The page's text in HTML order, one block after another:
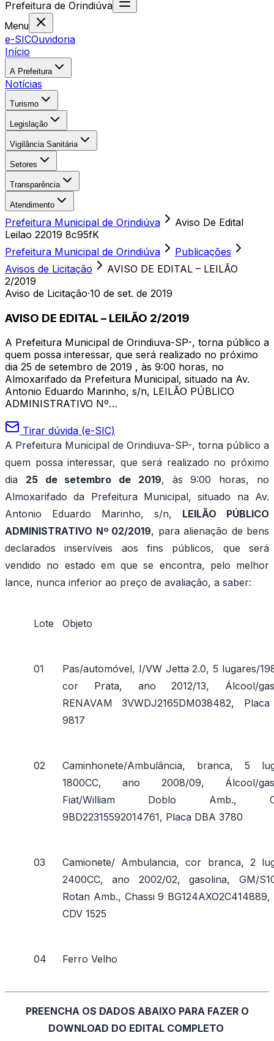
Prefeitura de Orindiúva
Menu
e-SICOuvidoria
Início
A Prefeitura
Notícias
Turismo
Legislação
Vigilância Sanitária
Setores
Transparência
Atendimento
Prefeitura Municipal de Orindiúva
Aviso De Edital
Leilao 22019 8c95fK
Prefeitura Municipal de Orindiúva
Publicações
Avisos de Licitação
AVISO DE EDITAL – LEILÃO
2/2019
Aviso de Licitação·10 de set. de 2019
AVISO DE EDITAL – LEILÃO 2/2019
A Prefeitura Municipal de Orindiuva-SP-, torna público a
quem possa interessar, que será realizado no próximo
dia 25 de setembro de 2019 , às 9:00 horas, no
Almoxarifado da Prefeitura Municipal, situado na Av.
Antonio Eduardo Marinho, s/n, LEILÃO PÚBLICO
ADMINISTRATIVO Nº…
Tirar dúvida (e-SIC)
A Prefeitura Municipal de Orindiuva-SP-, torna público a
quem possa interessar, que será realizado no próximo
dia 25 de setembro de 2019, às 9:00 horas, no
Almoxarifado da Prefeitura Municipal, situado na Av.
Antonio Eduardo Marinho, s/n, LEILÃO PÚBLICO
ADMINISTRATIVO Nº 02/2019, para alienação de bens
declarados inservíveis aos fins públicos, que será
vendido no estado em que se encontra, pelo melhor
lance, nunca inferior ao preço de avaliação, a saber:
Lote Objeto
01
Pas/automóvel, I/VW Jetta 2.0, 5 lugares/
cor Prata, ano 2012/13, Álcool/
RENAVAM 3VWDJ2165DM038482,
9817
02
Caminhonete/Ambulância, branca, 5
1800CC, ano 2008/09, Álcool/
Fiat/William Doblo Amb.,
9BD22315592014761, Placa DBA 3780
03
Camionete/ Ambulancia, cor branca, 2
2400CC, ano 2002/02, gasolina, GM/
Rotan Amb., Chassi 9 BG124AXO2C414889,
CDV 1525
04 Ferro Velho
PREENCHA OS DADOS ABAIXO PARA FAZER O
DOWNLOAD DO EDITAL COMPLETO